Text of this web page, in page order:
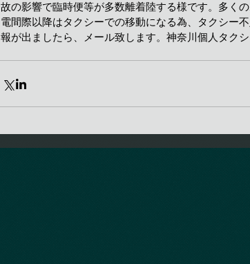
故の影響で臨時便等が多数離着陸する様です。多く
電間際以降はタクシーでの移動になる為、タクシー
報が出ましたら、メール致します。神奈川個人タク